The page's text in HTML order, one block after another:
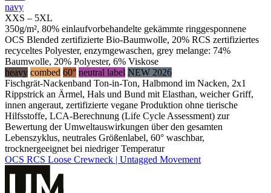
navy
XXS – 5XL
350g/m², 80% einlaufvorbehandelte gekämmte ringgesponnene
OCS Blended zertifizierte Bio-Baumwolle, 20% RCS zertifiziertes
recyceltes Polyester, enzymgewaschen, grey melange: 74%
Baumwolle, 20% Polyester, 6% Viskose
heavy combed 60° neutral label NEW 2026
Fischgrät-Nackenband Ton-in-Ton, Halbmond im Nacken, 2x1
Rippstrick an Ärmel, Hals und Bund mit Elasthan, weicher Griff,
innen angeraut, zertifizierte vegane Produktion ohne tierische
Hilfsstoffe, LCA-Berechnung (Life Cycle Assessment) zur
Bewertung der Umweltauswirkungen über den gesamten
Lebenszyklus, neutrales Größenlabel, 60° waschbar,
trocknergeeignet bei niedriger Temperatur
OCS RCS Loose Crewneck | Untagged Movement